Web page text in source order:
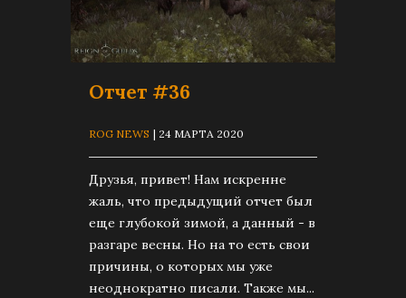
Отчет #36
ROG NEWS | 24 МАРТА 2020
Друзья, привет! Нам искренне
жаль, что предыдущий отчет был
еще глубокой зимой, а данный - в
разгаре весны. Но на то есть свои
причины, о которых мы уже
неоднократно писали. Также мы...